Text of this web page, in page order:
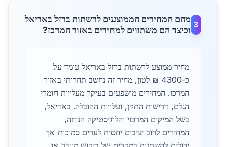
3
מהם המחירים הממוצעים לרשתות ברזל באריאל
וכיצד הם משתווים למחירים באזור המרכז?
מחיר ממוצע לרשתות ברזל באריאל עומד על
כ-4300 ₪ לטון, מחיר זה נחשב תחרותי באזור
המרכז. המחירים מושפעים בעיקר מעלויות חומרי
הגלם, דרישות התקן, ועלויות ההובלה. באריאל,
בשל המיקום המרכזי והלוגיסטיקה הנוחה,
המחירים לרוב יציבים יחסית לערים סמוכות אך